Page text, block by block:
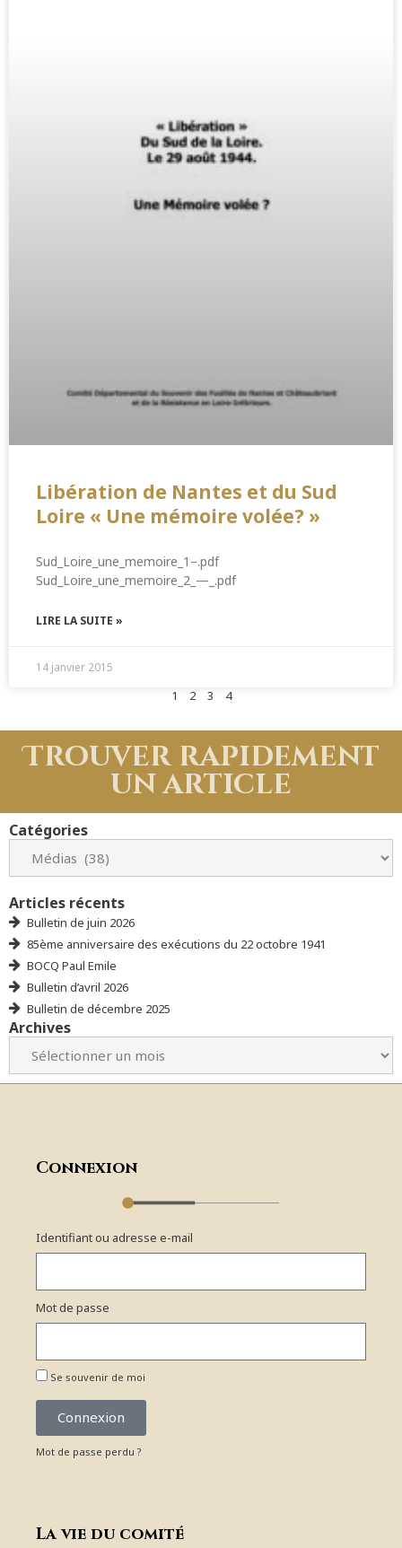
Libération de Nantes et du Sud
Loire « Une mémoire volée? »
Sud_Loire_une_memoire_1–.pdf
Sud_Loire_une_memoire_2_—_.pdf
LIRE LA SUITE »
14 janvier 2015
1 2 3 4
Trouver rapidement
un article
Catégories
Articles récents
Bulletin de juin 2026
85ème anniversaire des exécutions du 22 octobre 1941
BOCQ Paul Emile
Bulletin d’avril 2026
Bulletin de décembre 2025
Archives
Connexion
Identifiant ou adresse e-mail
Mot de passe
Se souvenir de moi
Connexion
Mot de passe perdu ?
La vie du comité